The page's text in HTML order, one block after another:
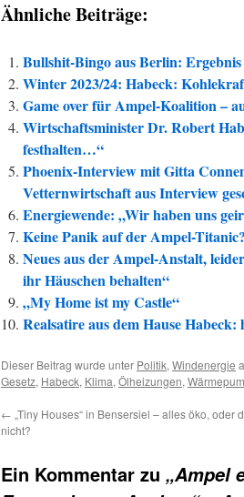
Ähnliche Beiträge:
Bullshit-Bingo aus Berlin: Ergebnis
Winter 2023/24: Habeck:
Game over für Ampel-Koalition –
Wirtschaftsminister Dr. Robert
festhalten…“
Phoenix-Interview mit Gitta
Vetternwirtschaft aus Interview
Energiewende: „Wir haben uns
Keine Panik auf der Ampel-Titanic?
Neues aus der Ampel-Anstalt,
ihr Häuschen behalten“
„My Home ist my Castle“
Realsatire aus dem Hause
Dieser Beitrag wurde unter Politik, Windenergie
Gesetz, Habeck, Klima, Ölheizungen,
← „Tiny Houses“ in Bensersiel – alles öko, oder
nicht?
Ein Kommentar zu „Ampel